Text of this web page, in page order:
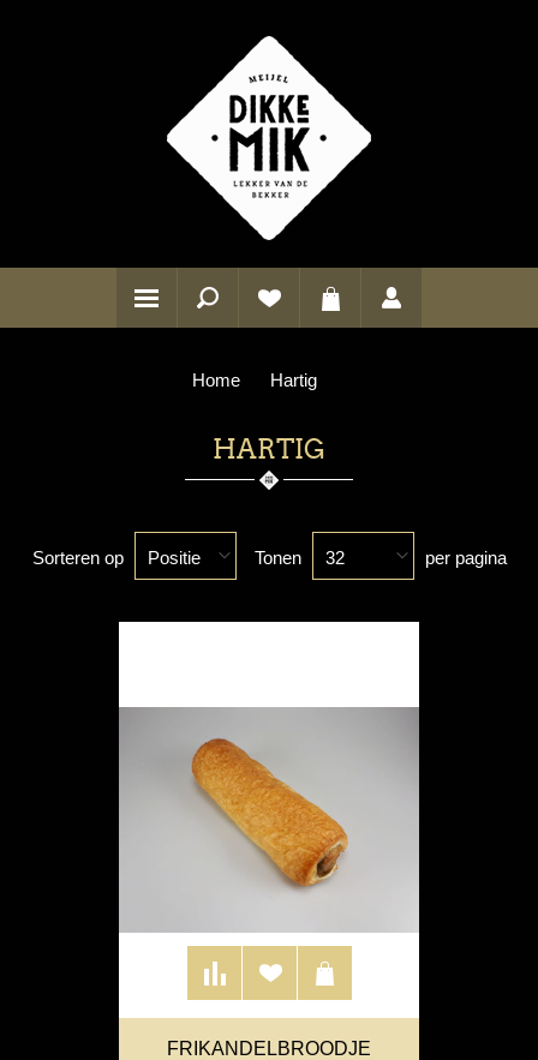
Home Hartig
HARTIG
Sorteren op Positie Tonen 32 per pagina
FRIKANDELBROODJE